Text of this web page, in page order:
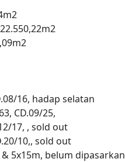
16, hadap selatan
CD.09/25,
17, , sold out
10,, sold out
5x15m, belum dipasarkan